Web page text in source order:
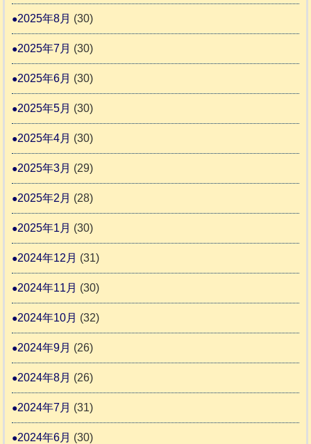
2025年8月 (30)
2025年7月 (30)
2025年6月 (30)
2025年5月 (30)
2025年4月 (30)
2025年3月 (29)
2025年2月 (28)
2025年1月 (30)
2024年12月 (31)
2024年11月 (30)
2024年10月 (32)
2024年9月 (26)
2024年8月 (26)
2024年7月 (31)
2024年6月 (30)